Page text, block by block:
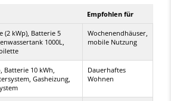
Empfohlen für
(2 kWp), Batterie 5
1000L,
Wochenendhäuser,
mobile Nutzung
Batterie 10 kWh,
Gasheizung,
Dauerhaftes
Wohnen